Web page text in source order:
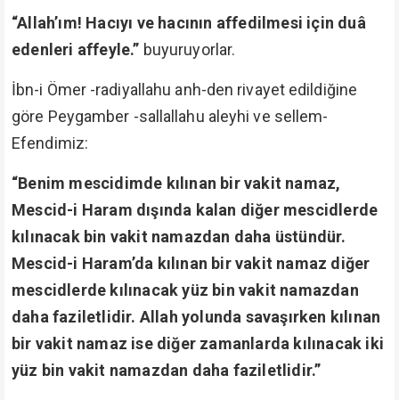
“Allah’ım! Hacıyı ve hacının affedilmesi için duâ
edenleri affeyle.” buyuruyorlar.
İbn-i Ömer -radiyallahu anh-den rivayet edildiğine
göre Peygamber -sallallahu aleyhi ve sellem-
Efendimiz:
“Benim mescidimde kılınan bir vakit namaz,
Mescid-i Haram dışında kalan diğer mescidlerde
kılınacak bin vakit namazdan daha üstündür.
Mescid-i Haram’da kılınan bir vakit namaz diğer
mescidlerde kılınacak yüz bin vakit namazdan
daha faziletlidir. Allah yolunda savaşırken kılınan
bir vakit namaz ise diğer zamanlarda kılınacak iki
yüz bin vakit namazdan daha faziletlidir.”